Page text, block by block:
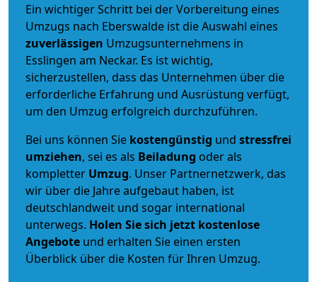
Ein wichtiger Schritt bei der Vorbereitung eines
Umzugs nach Eberswalde ist die Auswahl eines
zuverlässigen Umzugsunternehmens in
Esslingen am Neckar. Es ist wichtig,
sicherzustellen, dass das Unternehmen über die
erforderliche Erfahrung und Ausrüstung verfügt,
um den Umzug erfolgreich durchzuführen.
Bei uns können Sie kostengünstig und stressfrei
umziehen, sei es als Beiladung oder als
kompletter Umzug. Unser Partnernetzwerk, das
wir über die Jahre aufgebaut haben, ist
deutschlandweit und sogar international
unterwegs. Holen Sie sich jetzt kostenlose
Angebote und erhalten Sie einen ersten
Überblick über die Kosten für Ihren Umzug.